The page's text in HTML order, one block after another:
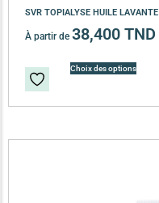
SVR TOPIALYSE HUILE LAVANTE
À partir de 38,400 TND
Choix des options